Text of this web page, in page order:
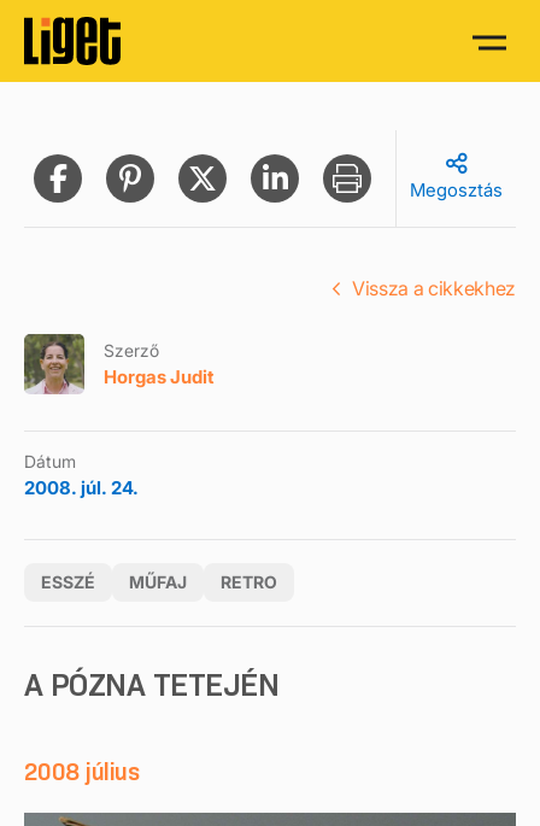
Megosztás
Szerző
Horgas Judit
Dátum
2008. júl. 24.
ESSZÉ MŰFAJ RETRO
Vissza a cikkekhez
A PÓZNA TETEJÉN
2008 július